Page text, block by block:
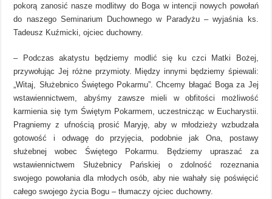
pokorą zanosić nasze modlitwy do Boga w intencji nowych powołań
do naszego Seminarium Duchownego w Paradyżu – wyjaśnia ks.
Tadeusz Kuźmicki, ojciec duchowny.
– Podczas akatystu będziemy modlić się ku czci Matki Bożej,
przywołując Jej różne przymioty. Między innymi będziemy śpiewali:
„Witaj, Służebnico Świętego Pokarmu”. Chcemy błagać Boga za Jej
wstawiennictwem, abyśmy zawsze mieli w obfitości możliwość
karmienia się tym Świętym Pokarmem, uczestnicząc w Eucharystii.
Pragniemy z ufnością prosić Maryję, aby w młodzieży wzbudzała
gotowość i odwagę do przyjęcia, podobnie jak Ona, postawy
służebnej wobec Świętego Pokarmu. Będziemy upraszać za
wstawiennictwem Służebnicy Pańskiej o zdolność rozeznania
swojego powołania dla młodych osób, aby nie wahały się poświęcić
całego swojego życia Bogu – tłumaczy ojciec duchowny.